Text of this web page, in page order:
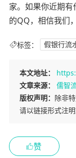
家。如果你近期
的QQ，相信我们
标签： 假银行流
本文地址：
文章来源：
儒智
版权声明： 除非
请以链接形式注明
赞